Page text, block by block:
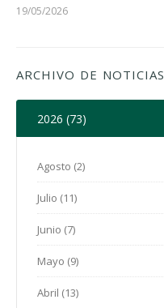
19/05/2026
ARCHIVO DE NOTICIAS
2026 (73)
Agosto (2)
Julio (11)
Junio (7)
Mayo (9)
Abril (13)